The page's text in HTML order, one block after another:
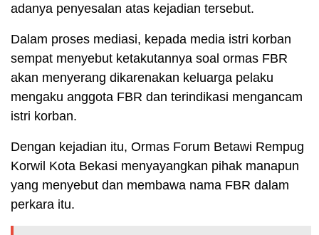
adanya penyesalan atas kejadian tersebut.
Dalam proses mediasi, kepada media istri korban
sempat menyebut ketakutannya soal ormas FBR
akan menyerang dikarenakan keluarga pelaku
mengaku anggota FBR dan terindikasi mengancam
istri korban.
Dengan kejadian itu, Ormas Forum Betawi Rempug
Korwil Kota Bekasi menyayangkan pihak manapun
yang menyebut dan membawa nama FBR dalam
perkara itu.